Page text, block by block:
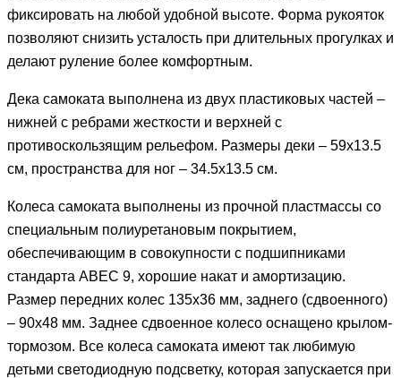
фиксировать на любой удобной высоте. Форма рукояток
позволяют снизить усталость при длительных прогулках и
делают руление более комфортным.
Дека самоката выполнена из двух пластиковых частей –
нижней с ребрами жесткости и верхней с
противоскользящим рельефом. Размеры деки – 59х13.5
см, пространства для ног – 34.5х13.5 см.
Колеса самоката выполнены из прочной пластмассы со
специальным полиуретановым покрытием,
обеспечивающим в совокупности с подшипниками
стандарта ABEC 9, хорошие накат и амортизацию.
Размер передних колес 135х36 мм, заднего (сдвоенного)
– 90х48 мм. Заднее сдвоенное колесо оснащено крылом-
тормозом. Все колеса самоката имеют так любимую
детьми светодиодную подсветку, которая запускается при